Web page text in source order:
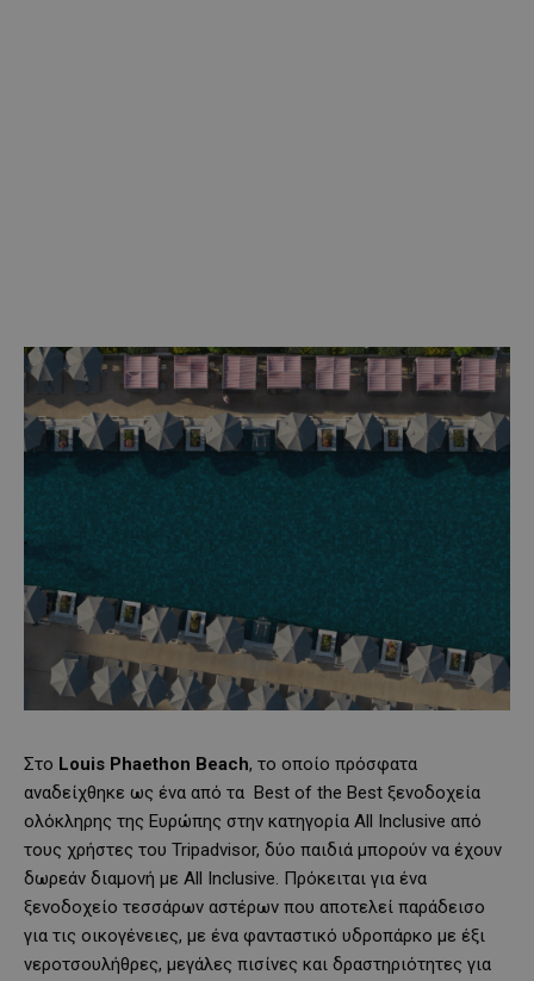
Στο Louis Phaethon Beach, το οποίο πρόσφατα
αναδείχθηκε ως ένα από τα Best of the Best ξενοδοχεία
ολόκληρης της Ευρώπης στην κατηγορία All Inclusive από
τους χρήστες του Tripadvisor, δύο παιδιά μπορούν να έχουν
δωρεάν διαμονή με All Inclusive. Πρόκειται για ένα
ξενοδοχείο τεσσάρων αστέρων που αποτελεί παράδεισο
για τις οικογένειες, με ένα φανταστικό υδροπάρκο με έξι
νεροτσουλήθρες, μεγάλες πισίνες και δραστηριότητες για